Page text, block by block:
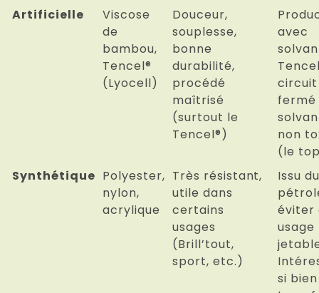
Artificielle
Viscose
de
bambou,
Tencel®
(Lyocell)
Douceur,
souplesse,
bonne
durabilité,
procédé
maîtrisé
(surtout le
Tencel®)
avec
circuit
non
(le
Synthétique Polyester,
nylon,
acrylique
Très résistant,
utile dans
certains
usages
(Brill’tout,
sport, etc.)
Issu du
éviter
usage
si bien